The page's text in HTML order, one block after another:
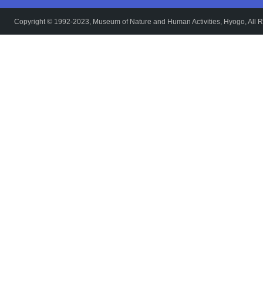
Copyright © 1992-2023, Museum of Nature and Human Activities, Hyogo, All